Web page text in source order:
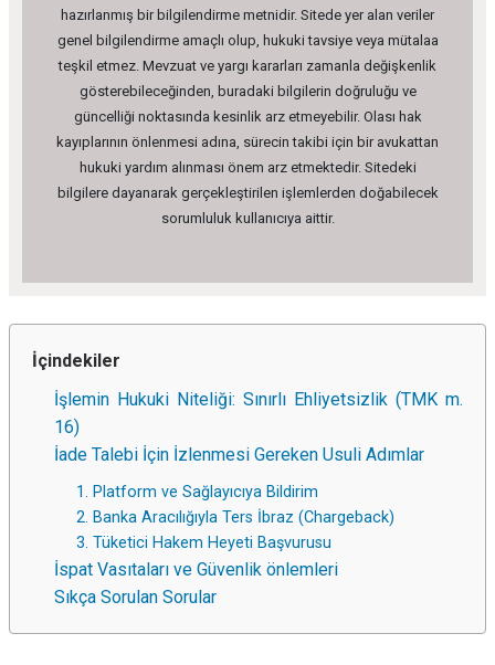
hazırlanmış bir bilgilendirme metnidir. Sitede yer alan veriler
genel bilgilendirme amaçlı olup, hukuki tavsiye veya mütalaa
teşkil etmez. Mevzuat ve yargı kararları zamanla değişkenlik
gösterebileceğinden, buradaki bilgilerin doğruluğu ve
güncelliği noktasında kesinlik arz etmeyebilir. Olası hak
kayıplarının önlenmesi adına, sürecin takibi için bir avukattan
hukuki yardım alınması önem arz etmektedir. Sitedeki
bilgilere dayanarak gerçekleştirilen işlemlerden doğabilecek
sorumluluk kullanıcıya aittir.
İçindekiler
İşlemin Hukuki Niteliği: Sınırlı Ehliyetsizlik (TMK m.
16)
İade Talebi İçin İzlenmesi Gereken Usuli Adımlar
1. Platform ve Sağlayıcıya Bildirim
2. Banka Aracılığıyla Ters İbraz (Chargeback)
3. Tüketici Hakem Heyeti Başvurusu
İspat Vasıtaları ve Güvenlik önlemleri
Sıkça Sorulan Sorular